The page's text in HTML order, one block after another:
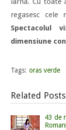
regasesc cele
dimensiune
Tags: oras verde
Related Posts
43 de